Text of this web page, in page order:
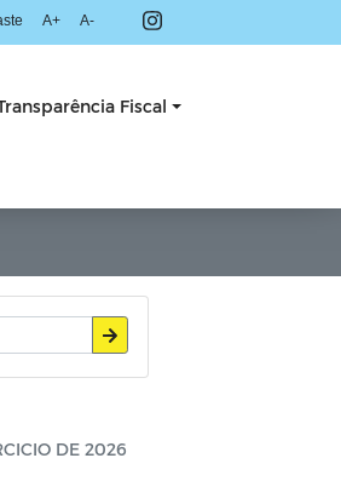
A+ A-
Fiscal
DE 2026